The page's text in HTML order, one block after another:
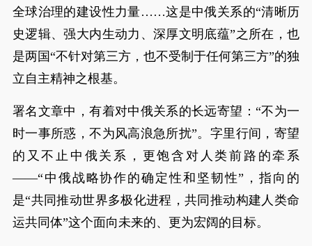
全球治理的建设性力量……这是中俄关系的“清晰历
史逻辑、强大内生动力、深厚文明底蕴”之所在，也
是两国“不针对第三方，也不受制于任何第三方”的独
立自主精神之根基。
署名文章中，有着对中俄关系的长远寄望：“不为一
时一事所惑，不为风高浪急所扰”。字里行间，寄望
的又不止中俄关系，更饱含对人类前路的牵系
——“中俄战略协作的确定性和坚韧性”，指向的
是“共同推动世界多极化进程，共同推动构建人类命
运共同体”这个面向未来的、更为宏阔的目标。